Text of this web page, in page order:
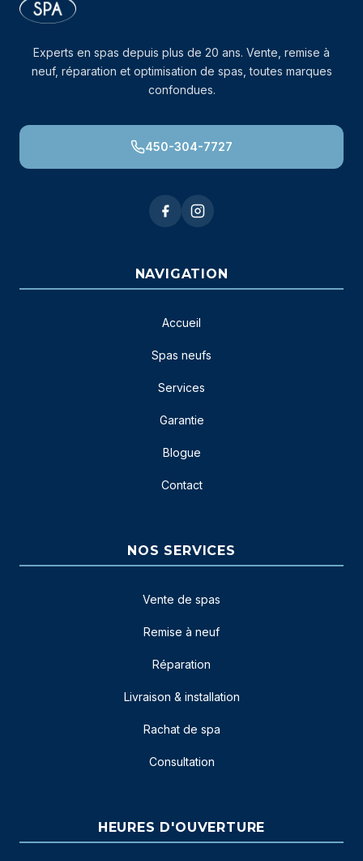
Experts en spas depuis plus de 20 ans. Vente, remise à
neuf, réparation et optimisation de spas, toutes marques
confondues.
450-304-7727
NAVIGATION
Accueil
Spas neufs
Services
Garantie
Blogue
Contact
NOS SERVICES
Vente de spas
Remise à neuf
Réparation
Livraison & installation
Rachat de spa
Consultation
HEURES D'OUVERTURE